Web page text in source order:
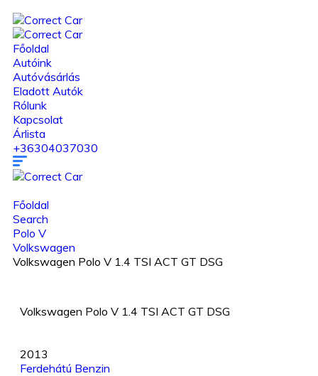
Főoldal
Autóink
Autóvásárlás
Eladott Autók
Rólunk
Kapcsolat
Árlista
+36304037030
Főoldal
Search
Polo V
Volkswagen
Volkswagen Polo V 1.4 TSI ACT GT DSG
Volkswagen Polo V 1.4 TSI ACT GT DSG
2013
Ferdehátú Benzin